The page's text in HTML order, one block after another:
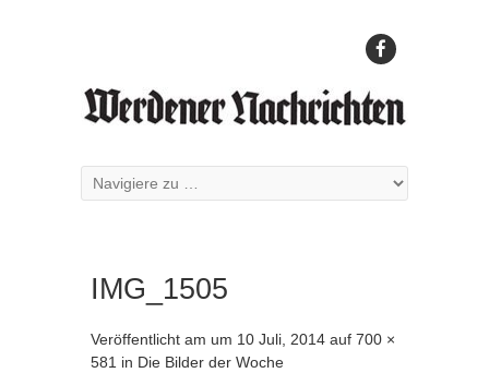
IMG_1505
Veröffentlicht am um 10 Juli, 2014 auf 700 ×
581 in Die Bilder der Woche